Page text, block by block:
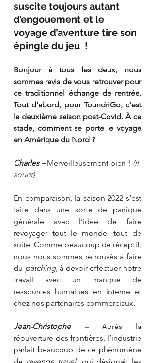
suscite toujours autant
d’engouement et le
voyage d’aventure tire son
épingle du jeu  !
Bonjour à tous les deux, nous
sommes ravis de vous retrouver pour
ce traditionnel échange de rentrée.
Tout d’abord, pour ToundriGo, c’est
la deuxième saison post-Covid. À ce
stade, comment se porte le voyage
en Amérique du Nord ?
Charles – Merveilleusement bien ! (il
sourit)
En comparaison, la saison 2022 s’est
faite dans une sorte de panique
générale avec l’idée de faire
revoyager tout le monde, tout de
suite. Comme beaucoup de réceptif,
nous nous sommes retrouvés à faire
du patching, à devoir effectuer notre
travail avec un manque de
ressources humaines en interne et
chez nos partenaires commerciaux.
Jean-Christophe – Après la
réouverture des frontières, l’industrie
parlait beaucoup de ce phénomène